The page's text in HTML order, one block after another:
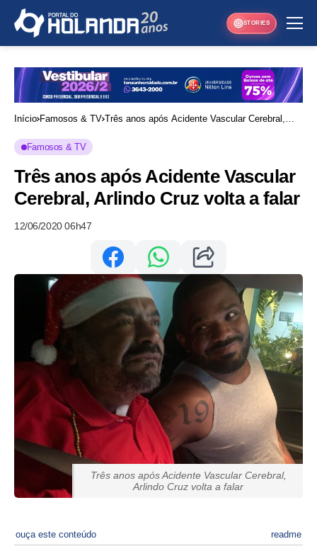
STORIES
Início Famosos & TV Três anos após Acidente Vascular Cerebral,
Famosos & TV
Três anos após Acidente Vascular
Cerebral, Arlindo Cruz volta a falar
12/06/2020 06h47
Três anos após Acidente Vascular Cerebral,
Arlindo Cruz volta a falar
ouça este conteúdo readme